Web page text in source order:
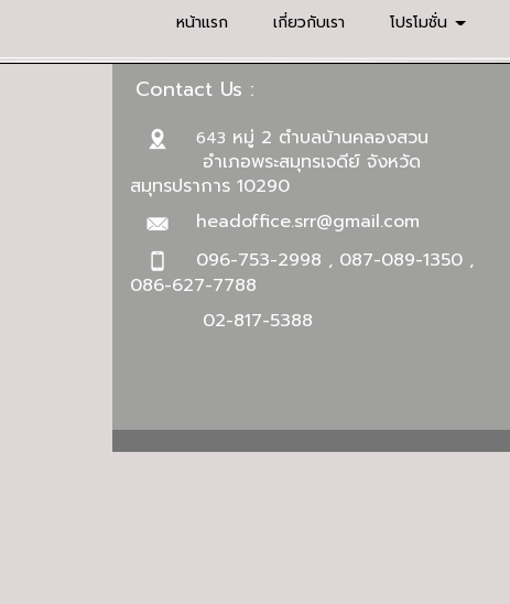
หน้าแรก เกี่ยวกับเรา โปรโมชั่น
Contact Us :
643 หมู่ 2 ตำบลบ้านคลองสวน
อำเภอพระสมุทรเจดีย์ จังหวัด
สมุทรปราการ 10290
headoffice.srr@gmail.com
096-753-2998 , 087-089-1350 ,
086-627-7788
02-817-5388